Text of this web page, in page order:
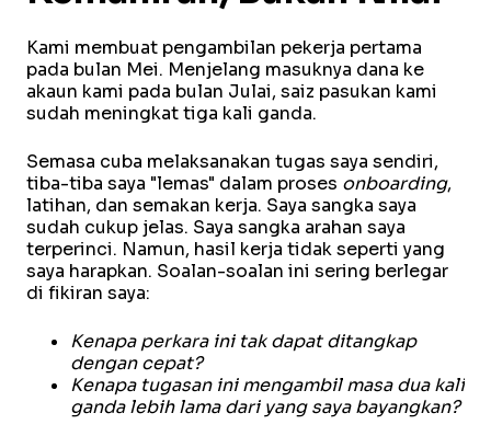
Kami membuat pengambilan pekerja pertama
pada bulan Mei. Menjelang masuknya dana ke
akaun kami pada bulan Julai, saiz pasukan kami
sudah meningkat tiga kali ganda.
Semasa cuba melaksanakan tugas saya sendiri,
tiba-tiba saya "lemas" dalam proses onboarding,
latihan, dan semakan kerja. Saya sangka saya
sudah cukup jelas. Saya sangka arahan saya
terperinci. Namun, hasil kerja tidak seperti yang
saya harapkan. Soalan-soalan ini sering berlegar
di fikiran saya:
Kenapa perkara ini tak dapat ditangkap
dengan cepat?
Kenapa tugasan ini mengambil masa dua kali
ganda lebih lama dari yang saya bayangkan?